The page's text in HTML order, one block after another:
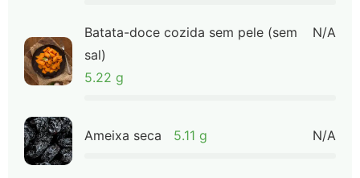
Batata-doce cozida sem pele (sem
sal)
5.22 g
N/A
Ameixa seca 5.11 g N/A